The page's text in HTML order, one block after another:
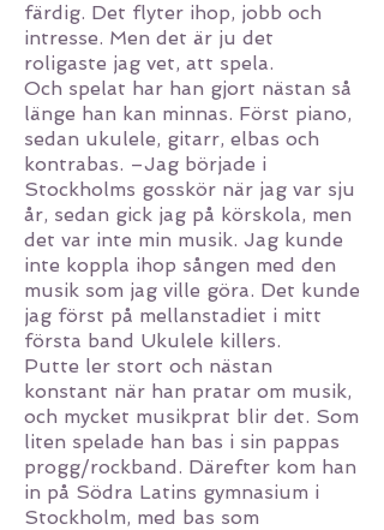
färdig. Det flyter ihop, jobb och
intresse. Men det är ju det
roligaste jag vet, att spela.
Och spelat har han gjort nästan så
länge han kan minnas. Först piano,
sedan ukulele, gitarr, elbas och
kontrabas. –Jag började i
Stockholms gosskör när jag var sju
år, sedan gick jag på körskola, men
det var inte min musik. Jag kunde
inte koppla ihop sången med den
musik som jag ville göra. Det kunde
jag först på mellanstadiet i mitt
första band Ukulele killers.
Putte ler stort och nästan
konstant när han pratar om musik,
och mycket musikprat blir det. Som
liten spelade han bas i sin pappas
progg/rockband. Därefter kom han
in på Södra Latins gymnasium i
Stockholm, med bas som